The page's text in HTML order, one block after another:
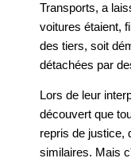
Transports, a
voitures étaient,
des tiers, soit
détachées par
Lors de leur
découvert que
repris de justice,
similaires. Mais